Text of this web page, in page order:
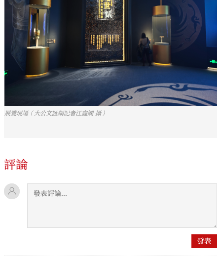
展覽現場（大公文匯網記者江鑫嫻 攝）
評論